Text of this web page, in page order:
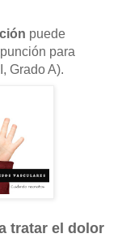
puede
para
Grado A).
tratar el dolor